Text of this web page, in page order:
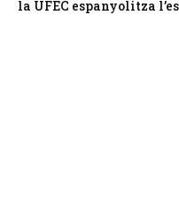
la UFEC espanyolitza